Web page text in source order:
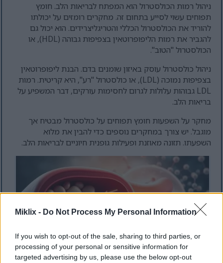
Miklix - Do Not Process My Personal Information
If you wish to opt-out of the sale, sharing to third parties, or
processing of your personal or sensitive information for
targeted advertising by us, please use the below opt-out
ניהול רמות הכולסטרול הוא המפתח לבריאות הלב. חומץ
תפוחים עשוי לסייע בתחום זה. מחקרים רומזים על יכולתו
להוריד את הכולסטרול הכללי והטריגליצרידים. הוא יכול גם
להגביר את רמות הליפופרוטאין בצפיפות גבוהה (HDL), או
הכולסטרול "הטוב".
ניהול כולסטרול עוסק באיזון שומנים בדם. הבנת ליפופרוטאין
בצפיפות נמוכה (LDL), או כולסטרול "רע", היא קריטית. רמות
LDL גבוהות עלולות לגרום לחסימות עורקים, דבר המשפיע על
בריאות הלב.
מחקר על השפעות חומץ תפוחים על כולסטרול מבטיח אך
מוגבל. יש צורך במחקרים נוספים כדי להבין את מלוא
השפעתו. תזונה מאוזנת ופעילות גופנית חיוניים לבריאות הלב.